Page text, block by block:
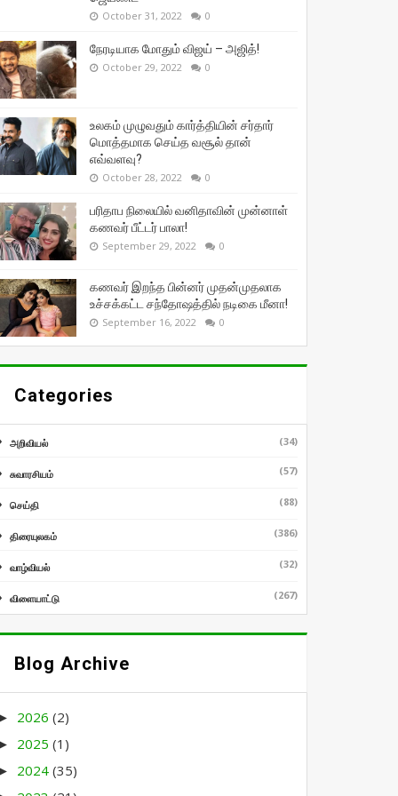
October 31, 2022 0
நேரடியாக மோதும் விஜய் – அஜித்!
October 29, 2022 0
உலகம் முழுவதும் கார்த்தியின் சர்தார்
மொத்தமாக செய்த வசூல் தான்
எவ்வளவு?
October 28, 2022 0
பரிதாப நிலையில் வனிதாவின் முன்னாள்
கணவர் பீட்டர் பாலா!
September 29, 2022 0
கணவர் இறந்த பின்னர் முதன்முதலாக
உச்சக்கட்ட சந்தோஷத்தில் நடிகை மீனா!
September 16, 2022 0
Categories
அறிவியல் (34)
சுவாரசியம் (57)
செய்தி (88)
திரையுலகம் (386)
வாழ்வியல் (32)
விளையாட்டு (267)
Blog Archive
► 2026(2)
► 2025(1)
► 2024(35)